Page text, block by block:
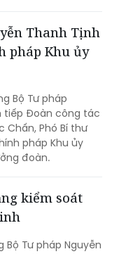
hoàn thành các
2026.
Thanh Tịnh
pháp Khu ủy
Bộ Tư pháp
tiếp Đoàn công tác
Chấn, Phó Bí thư
pháp Khu ủy
đoàn.
kiểm soát
Bộ Tư pháp Nguyễn